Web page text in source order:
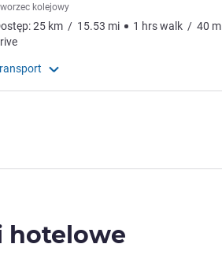
kolejowy
25 km / 15.53 mi 1 hrswalk / 40
hotelowe